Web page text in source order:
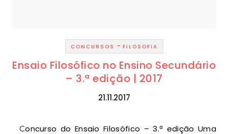
CONCURSOS - FILOSOFIA
Ensaio Filosófico no Ensino Secundário
– 3.ª edição | 2017
21.11.2017
Concurso do Ensaio Filosófico – 3.ª edição Uma